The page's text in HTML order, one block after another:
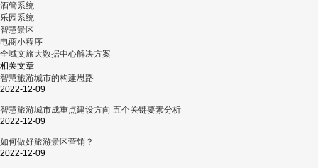
酒管系统
乐园系统
智慧景区
电商小程序
全域文旅大数据中心解决方案
相关文章
智慧旅游城市的构建思路
2022-12-09
智慧旅游城市成重点建设方向 五个关键要素分析
2022-12-09
如何做好旅游景区营销？
2022-12-09